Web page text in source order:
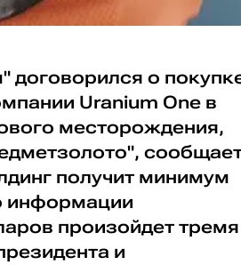
договорился о
Uranium One в
месторождения,
получит минимум
информации
произойдет тремя
и